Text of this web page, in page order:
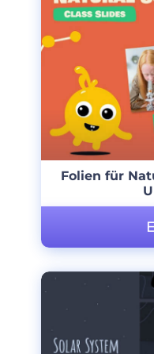
Folien für